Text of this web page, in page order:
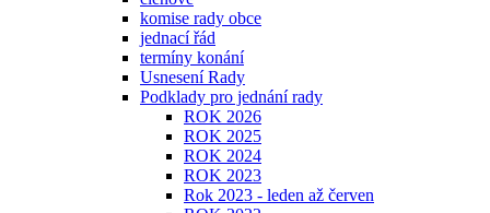
komise rady obce
jednací řád
termíny konání
Usnesení Rady
Podklady pro jednání rady
ROK 2026
ROK 2025
ROK 2024
ROK 2023
Rok 2023 - leden až červen